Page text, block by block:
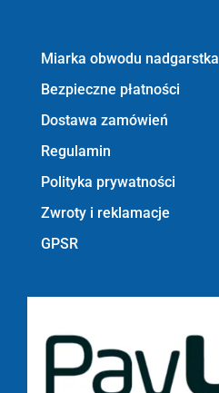
Miarka obwodu nadgarstka
Bezpieczne płatności
Dostawa zamówień
Regulamin
Polityka prywatności
Zwroty i reklamacje
GPSR